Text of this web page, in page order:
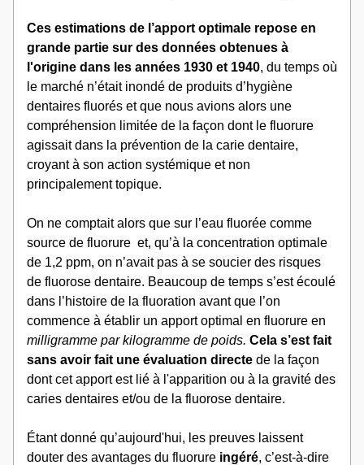
Ces estimations de l’apport optimale repose en
grande partie sur des données obtenues à
l'origine dans les années 1930 et 1940, du temps où
le marché n’était inondé de produits d’hygiène
dentaires fluorés et que nous avions alors une
compréhension limitée de la façon dont le fluorure
agissait dans la prévention de la carie dentaire,
croyant à son action systémique et non
principalement topique.
On ne comptait alors que sur l’eau fluorée comme
source de fluorure  et, qu’à la concentration optimale
de 1,2 ppm, on n’avait pas à se soucier des risques
de fluorose dentaire. Beaucoup de temps s’est écoulé
dans l’histoire de la fluoration avant que l’on
milligramme par kilogramme de poids. Cela s’est fait
sans avoir fait une évaluation directe de la façon
dont cet apport est lié à l'apparition ou à la gravité des
caries dentaires et/ou de la fluorose dentaire.
Étant donné qu’aujourd'hui, les preuves laissent
douter des avantages du fluorure ingéré